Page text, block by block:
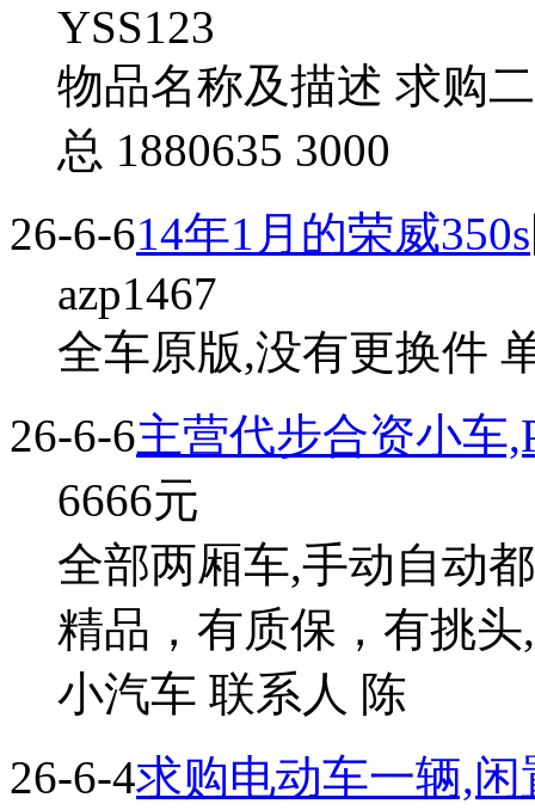
YSS123
物品名称及描述 求购
总 1880635 3000
26-6-614年1月的荣威350s
azp1467
全车原版,没有更换件
26-6-6主营代步合资小车
6666元
全部两厢车,手动自动
精品，有质保，有挑
小汽车 联系人 陈
26-6-4求购电动车一辆,闲